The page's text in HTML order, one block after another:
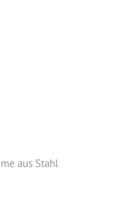
aus Stahl